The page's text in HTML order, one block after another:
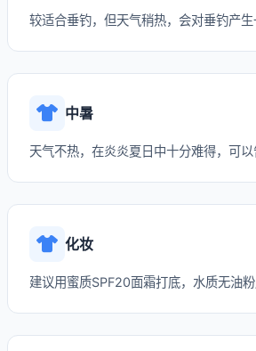
较适合垂钓，但天气稍热，会对垂钓产生
中暑
天气不热，在炎炎夏日中十分难得，可
化妆
建议用蜜质SPF20面霜打底，水质无油粉